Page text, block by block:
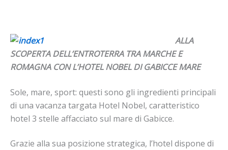
ALLA
SCOPERTA DELL’ENTROTERRA TRA MARCHE E
ROMAGNA CON L’HOTEL NOBEL DI GABICCE MARE
Sole, mare, sport: questi sono gli ingredienti principali
di una vacanza targata Hotel Nobel, caratteristico
hotel 3 stelle affacciato sul mare di Gabicce.
Grazie alla sua posizione strategica, l’hotel dispone di